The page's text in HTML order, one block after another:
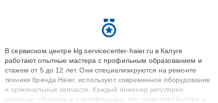
В сервисном центре klg.servicecenter-haier.ru в Калуге
работают опытные мастера с профильным образованием и
стажем от 5 до 12 лет. Они специализируются на ремонте
техники бренда Haier, используют современное оборудование
и оригинальные запчасти. Каждый инженер регулярно
проходит обучение и сертификацию, что позволяет быстро и